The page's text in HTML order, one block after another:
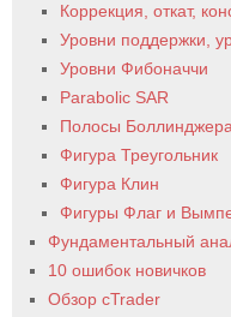
Коррекция, откат,
Уровни поддержки,
Уровни Фибоначчи
Parabolic SAR
Полосы
Фигура Треугольник
Фигура Клин
Фигуры Флаг и
Фундаментальный
10 ошибок новичков
Обзор cTrader